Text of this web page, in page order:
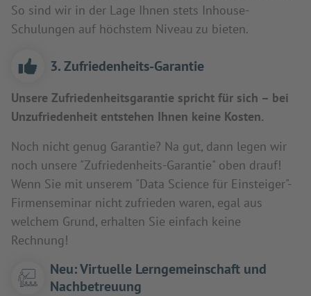
So sind wir in der Lage Ihnen stets Inhouse-
Schulungen auf höchstem Niveau zu bieten.
3. Zufriedenheits-Garantie
Unsere Zufriedenheitsgarantie spricht für sich – bei
Unzufriedenheit entstehen Ihnen keine Kosten.
Noch nicht genug Garantie? Na gut, dann legen wir
noch unsere "Zufriedenheits-Garantie" oben drauf!
Wenn Sie mit unserem "Data Science für Einsteiger"-
Firmenseminar nicht zufrieden waren, egal aus
welchem Grund, erhalten Sie einfach keine
Rechnung!
Neu: Virtuelle Lerngemeinschaft und
Nachbetreuung